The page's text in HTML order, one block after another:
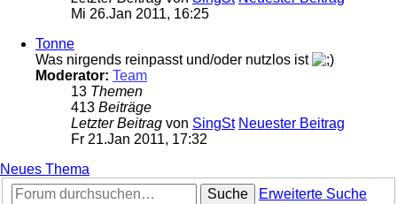
Mi 26.Jan 2011, 16:25
Tonne
Was nirgends reinpasst und/oder nutzlos ist
Moderator: Team
13 Themen
413 Beiträge
Letzter Beitrag von SingSt Neuester Beitrag
Fr 21.Jan 2011, 17:32
Neues Thema
Suche
Erweiterte Suche